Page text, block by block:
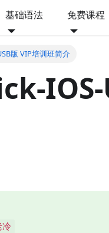
基础语法 免费课程
版 VIP培训班简介
冷